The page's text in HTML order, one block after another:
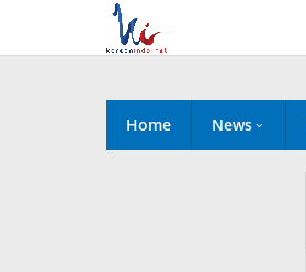
content
Home News